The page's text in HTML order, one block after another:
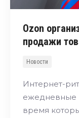
Ozon
продажи
Новости
Интернет-
ежедневные
время